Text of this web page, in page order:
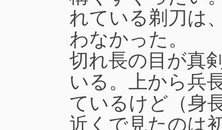
れている剃刀は
わなかった。
切れ長の目が真
いる。上から兵
ているけど（身
近くで見たのは